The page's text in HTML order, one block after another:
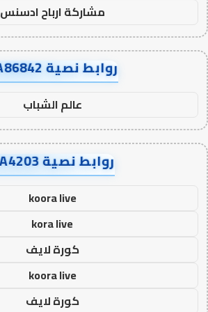
مشاركة ارباح ادسنس
روابط نصية AA86842
عالم الشباب
روابط نصية AA4203
koora live
kora live
كورة لايف
koora live
كورة لايف